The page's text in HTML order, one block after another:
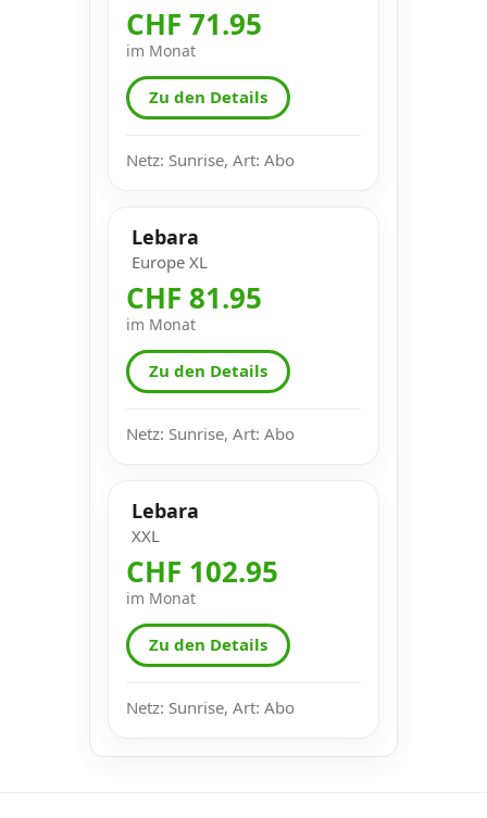
CHF 71.95
im Monat
Zu den Details
Netz: Sunrise, Art: Abo
Lebara
Europe XL
CHF 81.95
im Monat
Zu den Details
Netz: Sunrise, Art: Abo
Lebara
XXL
CHF 102.95
im Monat
Zu den Details
Netz: Sunrise, Art: Abo